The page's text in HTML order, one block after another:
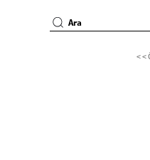
< <